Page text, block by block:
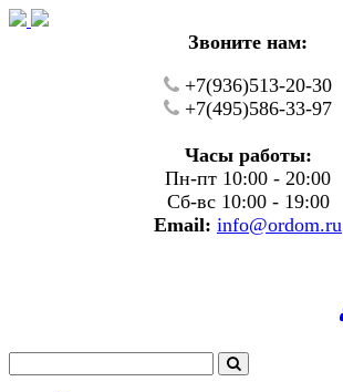
Звоните нам:
+7(936)513-20-30
+7(495)586-33-97
Часы работы:
Пн-пт 10:00 - 20:00
Сб-вс 10:00 - 19:00
Email: info@ordom.ru